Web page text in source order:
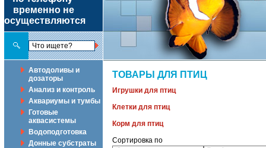
временно не
осуществляются
Автодоливы и
дозаторы
Анализ и контроль
Аквариумы и тумбы
Готовые
аквасистемы
Водоподготовка
Донные субстраты
ТОВАРЫ ДЛЯ ПТИЦ
Игрушки для птиц
Клетки для птиц
Корм для птиц
Сортировка по